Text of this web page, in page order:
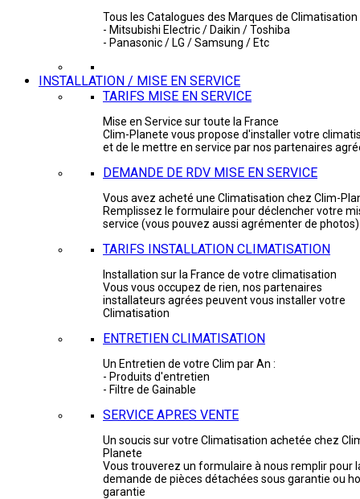
Tous les Catalogues des Marques de Climatisation
- Mitsubishi Electric / Daikin / Toshiba
- Panasonic / LG / Samsung / Etc
INSTALLATION / MISE EN SERVICE
TARIFS MISE EN SERVICE
Mise en Service sur toute la France
Clim-Planete vous propose d'installer votre
et de le mettre en service par nos partenaires
DEMANDE DE RDV MISE EN SERVICE
Vous avez acheté une Climatisation chez Clim-
Remplissez le formulaire pour déclencher votre
service (vous pouvez aussi agrémenter de photos)
TARIFS INSTALLATION CLIMATISATION
Installation sur la France de votre climatisation
Vous vous occupez de rien, nos partenaires
installateurs agrées peuvent vous installer votre
Climatisation
ENTRETIEN CLIMATISATION
Un Entretien de votre Clim par An :
- Produits d'entretien
- Filtre de Gainable
SERVICE APRES VENTE
Un soucis sur votre Climatisation achetée chez
Planete
Vous trouverez un formulaire à nous remplir pour
demande de pièces détachées sous garantie ou
garantie